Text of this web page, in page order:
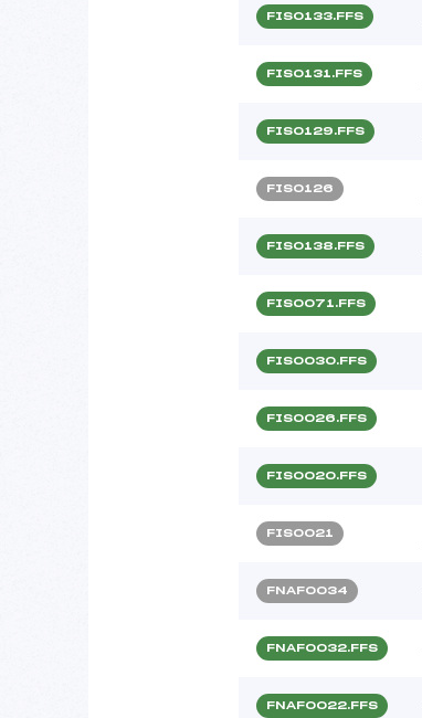
FIS0133.FFS
FIS0131.FFS
FIS0129.FFS
FIS0126
FIS0138.FFS
FIS0071.FFS
FIS0030.FFS
FIS0026.FFS
FIS0020.FFS
FIS0021
FNAF0034
FNAF0032.FFS
FNAF0022.FFS